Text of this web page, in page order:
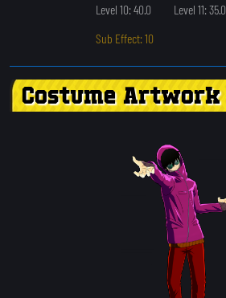
Level 10: 40.0
Level 11: 35.0
Sub Effect: 10
Costume Artwork